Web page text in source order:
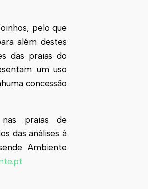
pelo que
além destes
das praias do
um uso
concessão
nas praias de
das análises à
Ambiente